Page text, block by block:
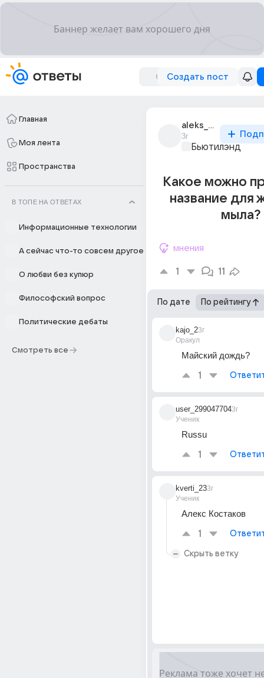
Создать пост
Главная
Моя лента
Пространства
В ТОПЕ НА ОТВЕТАХ
Информационные технологии
А сейчас что-то совсем другое
О любви без купюр
Философский вопрос
Политические дебаты
Смотреть все
aleks_kostakov_7
3г
Бьютилэнд
Какое можно
название для
мыла?
мнения
1 11
По дате По рейтингу
kajo_2
Оракул
3г
Майский дождь?
1
user_299047704
Ученик
3г
Russu
1
kverti_23
Ученик
3г
Алекс Костаков
1
Скрыть ветку